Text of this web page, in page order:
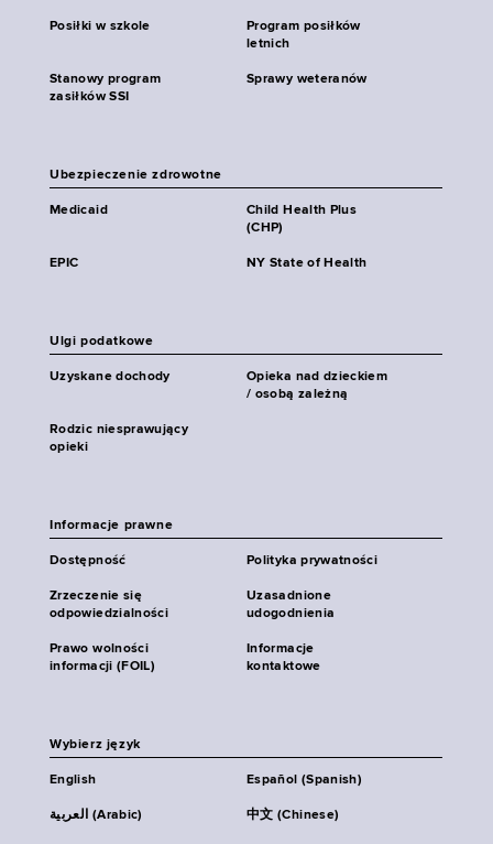
Posiłki w szkole
Program posiłków
letnich
Stanowy program
zasiłków SSI
Sprawy weteranów
Ubezpieczenie zdrowotne
Medicaid
Child Health Plus
(CHP)
EPIC NY State of Health
Ulgi podatkowe
Uzyskane dochody
Opieka nad dzieckiem
/ osobą zależną
Rodzic niesprawujący
opieki
Informacje prawne
Dostępność Polityka prywatności
Zrzeczenie się
odpowiedzialności
Uzasadnione
udogodnienia
Prawo wolności
informacji (FOIL)
Informacje
kontaktowe
Wybierz język
English Español (Spanish)
العربية (Arabic) 中文 (Chinese)